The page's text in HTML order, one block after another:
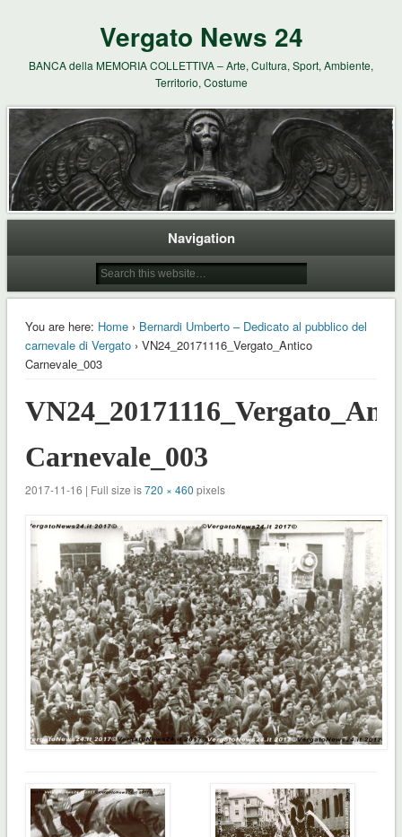
Vergato News 24
BANCA della MEMORIA COLLETTIVA – Arte, Cultura, Sport, Ambiente,
Territorio, Costume
Navigation
You are here: Home› Bernardi Umberto – Dedicato al pubblico del
carnevale di Vergato› VN24_20171116_Vergato_Antico
Carnevale_003
Carnevale_003
2017-11-16 | Full size is720 × 460 pixels